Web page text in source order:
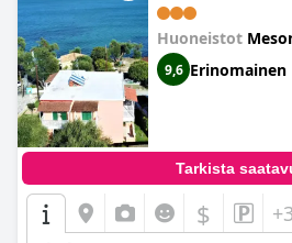
Huoneistot
9,6 Erinomainen
Tarkista
$ +3